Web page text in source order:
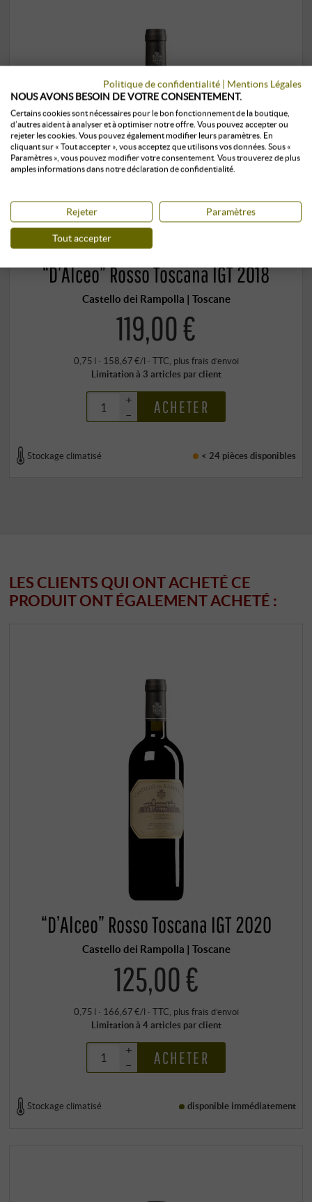
“D’Alceo” Rosso Toscana IGT 2018
Castello dei Rampolla | Toscane
119,00 €
0,75 l · 158,67 €/l · TTC, plus frais d’envoi
Limitation à 3 articles par client
+
–
ACHETER
Stockage climatisé < 24 pièces disponibles
LES CLIENTS QUI ONT ACHETÉ CE
PRODUIT ONT ÉGALEMENT ACHETÉ :
“D’Alceo” Rosso Toscana IGT 2020
Castello dei Rampolla | Toscane
125,00 €
0,75 l · 166,67 €/l · TTC , plus frais d’envoi
Limitation à 4 articles par client
+
–
ACHETER
Stockage climatisé disponible immédiatement
Politique de confidentialité | Mentions Légales
NOUS AVONS BESOIN DE VOTRE CONSENTEMENT.
Certains cookies sont nécessaires pour le bon fonctionnement de la boutique,
d’autres aident à analyser et à optimiser notre offre. Vous pouvez accepter ou
rejeter les cookies. Vous pouvez également modifier leurs paramètres. En
cliquant sur « Tout accepter », vous acceptez que utilisons vos données. Sous «
Paramètres », vous pouvez modifier votre consentement. Vous trouverez de plus
amples informations dans notre déclaration de confidentialité.
Rejeter Paramètres
Tout accepter